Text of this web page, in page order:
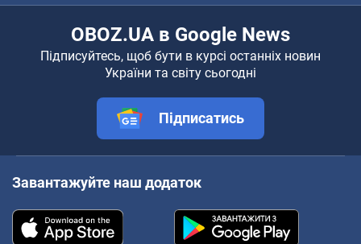
OBOZ.UA в Google News
Підписуйтесь, щоб бути в курсі останніх новин
України та світу сьогодні
Підписатись
Завантажуйте наш додаток